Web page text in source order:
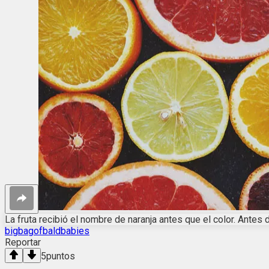
La fruta recibió el nombre de naranja antes que el color.
bigbagofbaldbabies
Reportar
5puntos